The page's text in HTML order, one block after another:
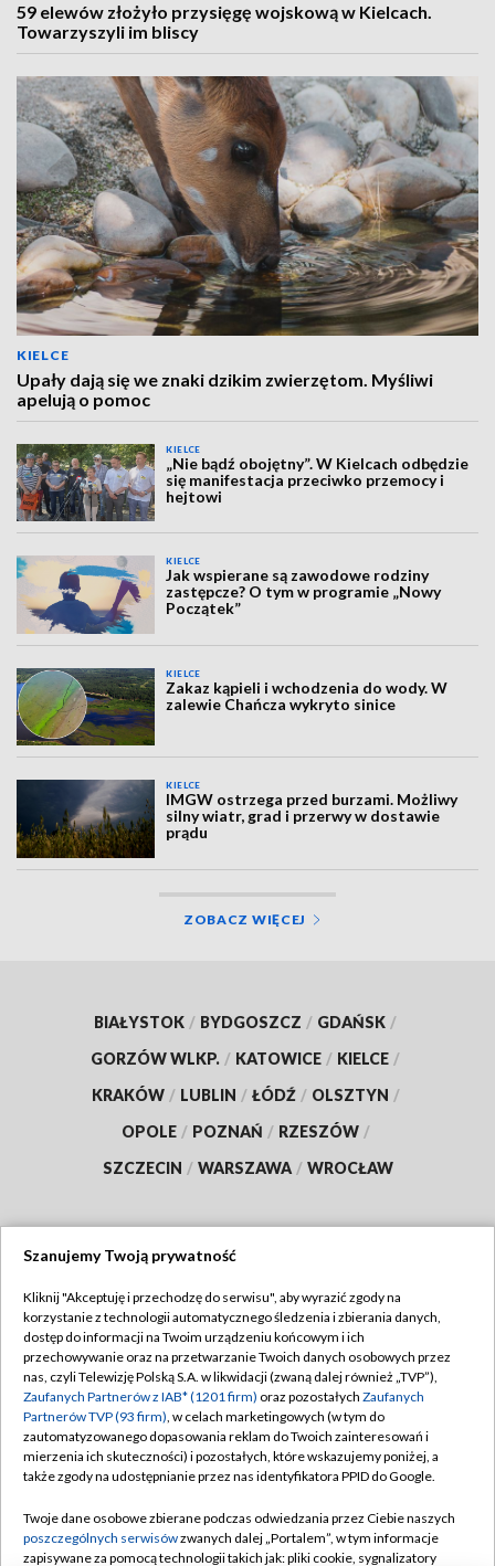
59 elewów złożyło przysięgę wojskową w Kielcach.
Towarzyszyli im bliscy
KIELCE
Upały dają się we znaki dzikim zwierzętom. Myśliwi
apelują o pomoc
KIELCE
„Nie bądź obojętny”. W Kielcach odbędzie
się manifestacja przeciwko przemocy i
hejtowi
KIELCE
Jak wspierane są zawodowe rodziny
zastępcze? O tym w programie „Nowy
Początek”
KIELCE
Zakaz kąpieli i wchodzenia do wody. W
zalewie Chańcza wykryto sinice
KIELCE
IMGW ostrzega przed burzami. Możliwy
silny wiatr, grad i przerwy w dostawie
prądu
ZOBACZ WIĘCEJ
BIAŁYSTOK / BYDGOSZCZ / GDAŃSK /
GORZÓW WLKP. / KATOWICE / KIELCE /
KRAKÓW / LUBLIN / ŁÓDŹ / OLSZTYN /
OPOLE / POZNAŃ / RZESZÓW /
SZCZECIN / WARSZAWA / WROCŁAW
TVP
Abonament TVP
Emisja w TVP
Centrum informacji TVP
Naziemna Telewizja Cyfrowa
Rada Programowa
Regulamin TVP
Polityka prywatności
Moje zgody
Pomoc
Kontakt
Szanujemy Twoją prywatność
Kliknij "Akceptuję i przechodzę do serwisu", aby wyrazić zgody na
korzystanie z technologii automatycznego śledzenia i zbierania danych,
dostęp do informacji na Twoim urządzeniu końcowym i ich
przechowywanie oraz na przetwarzanie Twoich danych osobowych przez
nas, czyli Telewizję Polską S.A. w likwidacji (zwaną dalej również „TVP”),
Zaufanych Partnerów z IAB* (1201 firm) oraz pozostałych Zaufanych
Partnerów TVP (93 firm), w celach marketingowych (w tym do
zautomatyzowanego dopasowania reklam do Twoich zainteresowań i
mierzenia ich skuteczności) i pozostałych, które wskazujemy poniżej, a
także zgody na udostępnianie przez nas identyfikatora PPID do Google.
Twoje dane osobowe zbierane podczas odwiedzania przez Ciebie naszych
poszczególnych serwisówzwanych dalej „Portalem”, w tym informacje
zapisywane za pomocą technologii takich jak: pliki cookie, sygnalizatory